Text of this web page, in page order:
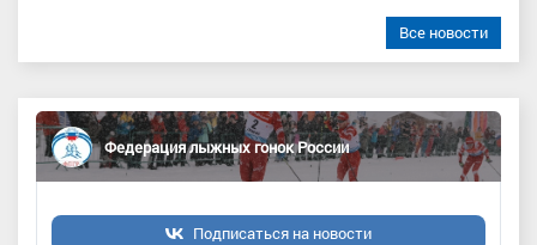
Все новости
Федерация лыжных гонок России
Подписаться на новости